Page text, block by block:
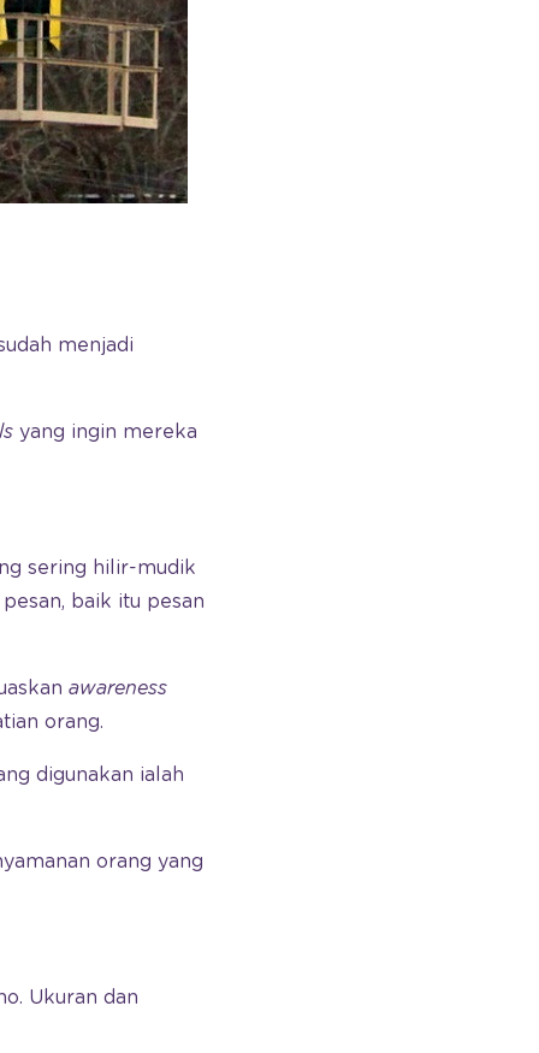
menjadi
yang ingin mereka
sering hilir-mudik
baik itu pesan
awareness
orang.
digunakan ialah
orang yang
Ukuran dan